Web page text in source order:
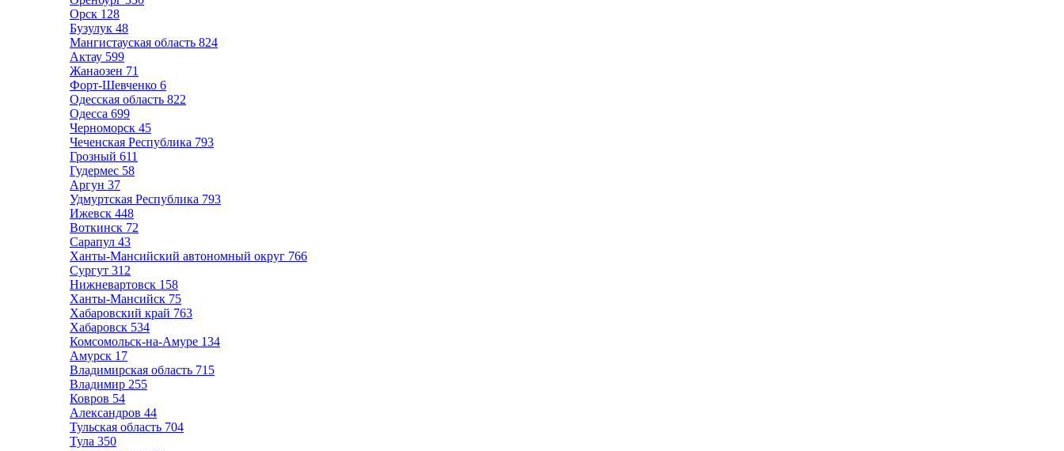
Орск 128
Бузулук 48
Мангистауская область 824
Актау 599
Жанаозен 71
Форт-Шевченко 6
Одесская область 822
Одесса 699
Черноморск 45
Чеченская Республика 793
Грозный 611
Гудермес 58
Аргун 37
Удмуртская Республика 793
Ижевск 448
Воткинск 72
Сарапул 43
Ханты-Мансийский автономный округ 766
Сургут 312
Нижневартовск 158
Ханты-Мансийск 75
Хабаровский край 763
Хабаровск 534
Комсомольск-на-Амуре 134
Амурск 17
Владимирская область 715
Владимир 255
Ковров 54
Александров 44
Тульская область 704
Тула 350